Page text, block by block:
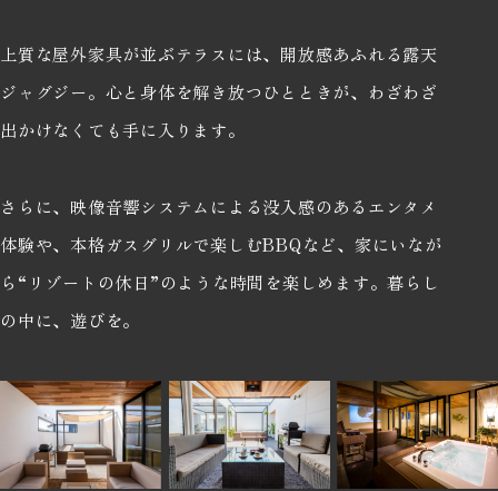
上質な屋外家具が並ぶテラスには、開放感あふれる露天
ジャグジー。心と身体を解き放つひとときが、わざわざ
出かけなくても手に入ります。
さらに、映像音響システムによる没入感のあるエンタメ
体験や、本格ガスグリルで楽しむBBQなど、家にいなが
ら“リゾートの休日”のような時間を楽しめます。暮らし
の中に、遊びを。